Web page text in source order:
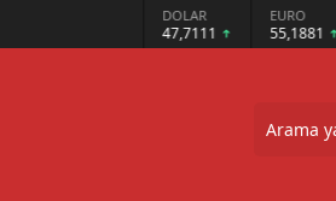
DOLAR
47,7111
EURO
55,1881